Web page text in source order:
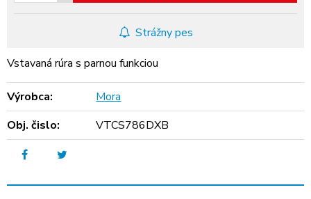
Strážny pes
Vstavaná rúra s parnou funkciou
Výrobca:
Mora
Obj. čislo:
VTCS786DXB